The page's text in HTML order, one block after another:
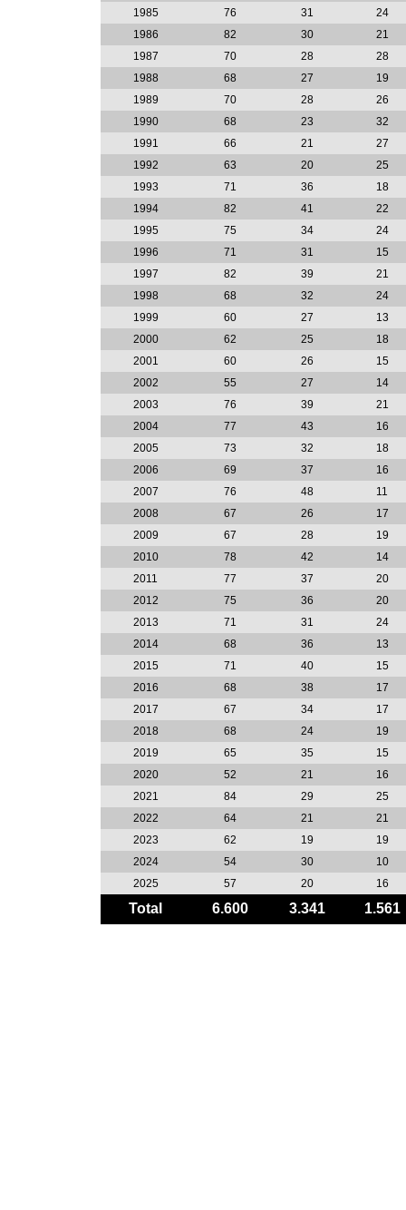
1985 76 31
24
1986
82 30
21
1987
70 28
28
1988
68 27
19
1989
70 28
26
1990
68 23
32
1991
66 21
27
1992
63 20
25
1993
71 36
18
1994
82 41
22
1995
75 34
24
1996
71 31
15
1997
82 39
21
1998
68 32
24
1999
60 27
13
2000
62 25
18
2001
60 26
15
2002
55 27
14
2003
76 39
21
2004
77 43
16
2005
73 32
18
2006
69 37
16
2007
76 48
11
2008
67 26
17
2009
67 28
19
2010
78 42
14
2011
77 37
20
2012
75 36
20
2013
71 31
24
2014
68 36
13
2015
71 40
15
2016
68 38
17
2017
67 34
17
2018
68 24
19
2019
65 35
15
2020
52 21
16
2021
84 29
25
2022
64 21
21
2023
62 19
19
2024
54 30
10
2025
57 20 16
Total 6.600 3.341 1.561